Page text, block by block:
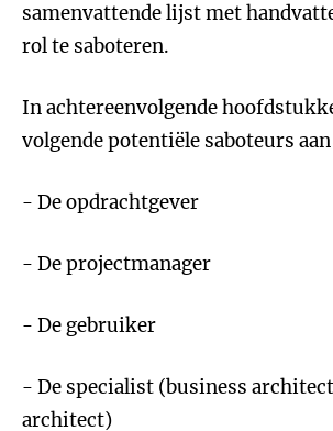
samenvattende lijst met
rol te saboteren.
In achtereenvolgende
volgende potentiële saboteurs aan
- De opdrachtgever
- De projectmanager
- De gebruiker
- De specialist (business
architect)